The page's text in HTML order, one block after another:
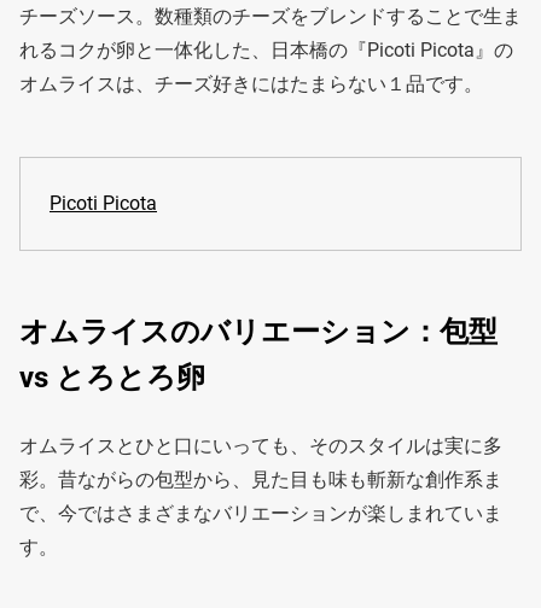
チーズソース。数種類のチーズをブレンドすることで生ま
れるコクが卵と一体化した、日本橋の『Picoti Picota』の
オムライスは、チーズ好きにはたまらない１品です。
Picoti Picota
オムライスのバリエーション：包型
vs とろとろ卵
オムライスとひと口にいっても、そのスタイルは実に多
彩。昔ながらの包型から、見た目も味も斬新な創作系ま
で、今ではさまざまなバリエーションが楽しまれていま
す。